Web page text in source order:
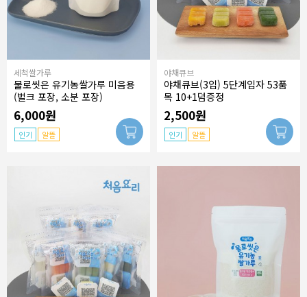
세척쌀가루
물로씻은 유기농쌀가루 미음용
(벌크 포장, 소분 포장)
6,000원
인기 알뜰
야채큐브
야채큐브(3입) 5단계입자 53품
목 10+1덤증정
2,500원
인기 알뜰